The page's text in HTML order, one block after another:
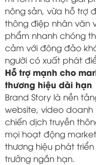
nông sản, vừa hỗ trợ
thông điệp nhân văn
phẩm nhanh chóng
cảm với đông đảo
người có xuất phát
Hỗ trợ mạnh cho
thương hiệu dài hạn
Brand Story là nền
website, video
chiến dịch truyền
mọi hoạt động
thương hiệu phát
trưởng ngắn hạn.